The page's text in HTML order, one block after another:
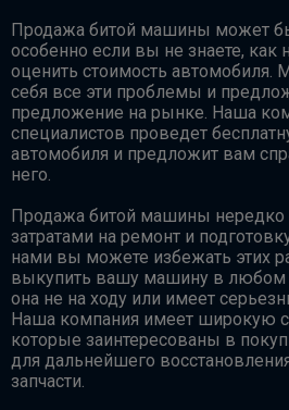
Продажа битой машины может
особенно если вы не знаете, как
оценить стоимость автомобиля.
себя все эти проблемы и
предложение на рынке. Наша
специалистов проведет
автомобиля и предложит вам
него.
Продажа битой машины нередко
затратами на ремонт и
нами вы можете избежать этих
выкупить вашу машину в любом
она не на ходу или имеет
Наша компания имеет широкую
которые заинтересованы в
для дальнейшего
запчасти.